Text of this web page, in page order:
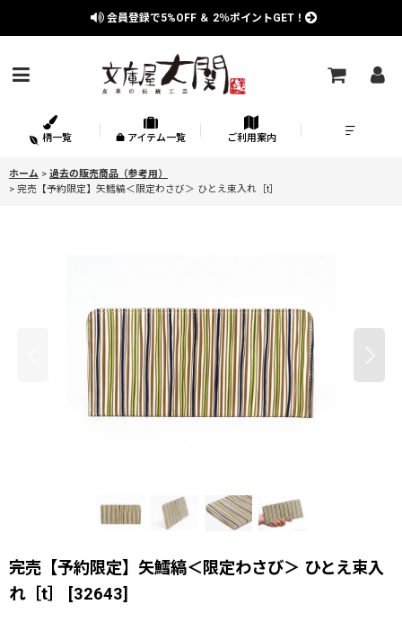
会員登録で5%OFF ＆ 2％ポイントGET！
柄一覧 アイテム一覧 ご利用案内
ホーム > 過去の販売商品（参考用）
> 完売【予約限定】矢鱈縞＜限定わさび＞ ひとえ束入れ［t］
完売【予約限定】矢鱈縞＜限定わさび＞ ひとえ束入
れ［t］
[32643]